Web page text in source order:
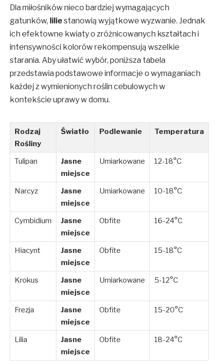
Dla miłośników nieco bardziej wymagających
gatunków, liliestanowią wyjątkowe wyzwanie. Jednak
ich efektowne kwiaty o zróżnicowanych kształtach i
intensywności kolorów rekompensują wszelkie
starania. Aby ułatwić wybór, poniższa tabela
przedstawia podstawowe informacje o wymaganiach
każdej z wymienionych roślin cebulowych w
kontekście uprawy w domu.
Rodzaj
Rośliny
Światło Podlewanie Temperatura
Tulipan
Jasne
miejsce
Umiarkowane 12-18°C
Narcyz
Jasne
miejsce
Umiarkowane 10-18°C
Cymbidium
Jasne
miejsce
Obfite 16-24°C
Hiacynt
Jasne
miejsce
Obfite 15-18°C
Krokus
Jasne
miejsce
Umiarkowane 5-12°C
Frezja
Jasne
miejsce
Obfite 15-20°C
Lilia
Jasne
miejsce
Obfite 18-24°C